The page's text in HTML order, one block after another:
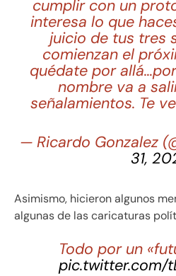
cumplir con un
interesa lo que
juicio de tus tres
comienzan el
quédate por
nombre va a
señalamientos. Te
— Ricardo Gonzalez
31,
Asimismo, hicieron algunos
algunas de las caricaturas
Todo por un
pic.twitter.com/